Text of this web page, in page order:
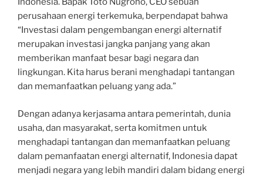
perusahaan energi terkemuka, berpendapat bahwa
“Investasi dalam pengembangan energi alternatif
merupakan investasi jangka panjang yang akan
memberikan manfaat besar bagi negara dan
lingkungan. Kita harus berani menghadapi tantangan
dan memanfaatkan peluang yang ada.”
Dengan adanya kerjasama antara pemerintah, dunia
usaha, dan masyarakat, serta komitmen untuk
menghadapi tantangan dan memanfaatkan peluang
dalam pemanfaatan energi alternatif, Indonesia dapat
menjadi negara yang lebih mandiri dalam bidang energi